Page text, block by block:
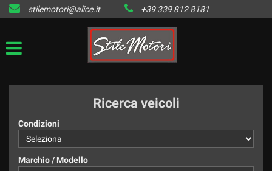
HOME
LISTA VEICOLI DISPONIBILI
IL VENDUTO
CONTATTI
stilemotori@alice.it +39 339 812 8181
Ricerca veicoli
Condizioni
Marchio / Modello